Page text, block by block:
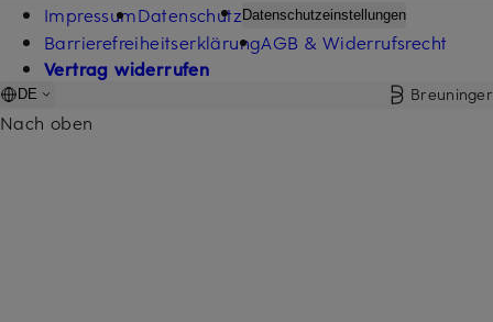
ImpressumDatenschutz Datenschutzeinstellungen
BarrierefreiheitserklärungAGB & Widerrufsrecht
Vertrag widerrufen
DE Breuninger
Nach oben